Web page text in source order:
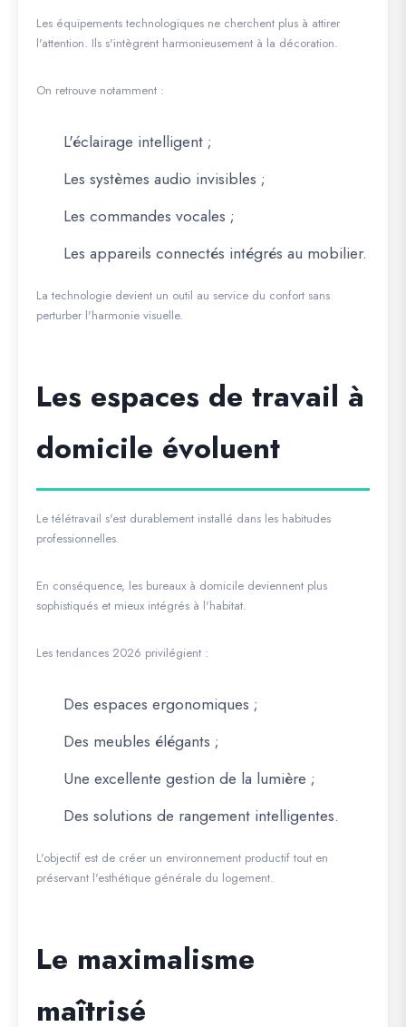
Les équipements technologiques ne cherchent plus à attirer
l'attention. Ils s'intègrent harmonieusement à la décoration.
On retrouve notamment :
L'éclairage intelligent ;
Les systèmes audio invisibles ;
Les commandes vocales ;
Les appareils connectés intégrés au mobilier.
La technologie devient un outil au service du confort sans
perturber l'harmonie visuelle.
Les espaces de travail à
domicile évoluent
Le télétravail s'est durablement installé dans les habitudes
professionnelles.
En conséquence, les bureaux à domicile deviennent plus
sophistiqués et mieux intégrés à l'habitat.
Les tendances 2026 privilégient :
Des espaces ergonomiques ;
Des meubles élégants ;
Une excellente gestion de la lumière ;
Des solutions de rangement intelligentes.
L'objectif est de créer un environnement productif tout en
préservant l'esthétique générale du logement.
Le maximalisme
maîtrisé